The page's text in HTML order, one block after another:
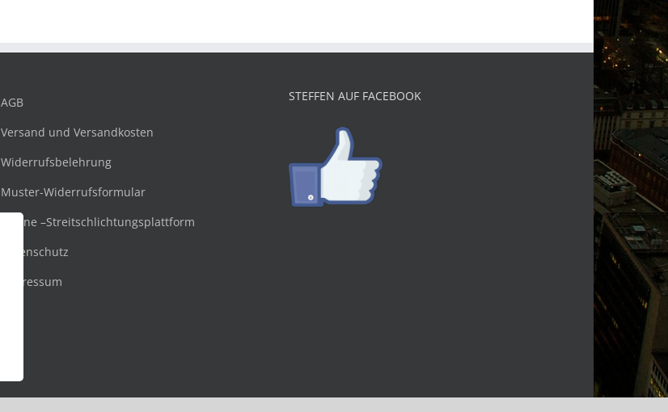
AGB
Versand und Versandkosten
Widerrufsbelehrung
Muster-Widerrufsformular
Online –Streitschlichtungsplattform
Datenschutz
Impressum
STEFFEN AUF FACEBOOK